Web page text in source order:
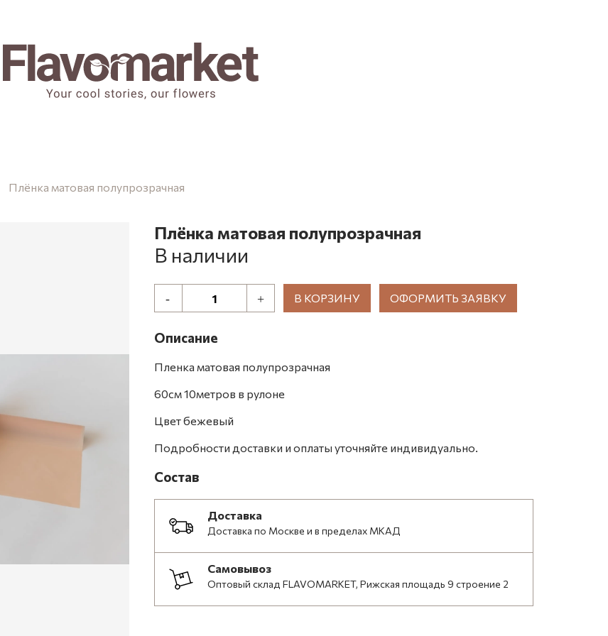
Плёнка матовая полупрозрачная
Плёнка матовая полупрозрачная
В наличии
В КОРЗИНУ ОФОРМИТЬ ЗАЯВКУ
Описание
Пленка матовая полупрозрачная
60см 10метров в рулоне
Цвет бежевый
Подробности доставки и оплаты уточняйте индивидуально.
Состав
Доставка
Доставка по Москве и в пределах МКАД
Самовывоз
Оптовый склад FLAVOMARKET, Рижская площадь 9 строение 2